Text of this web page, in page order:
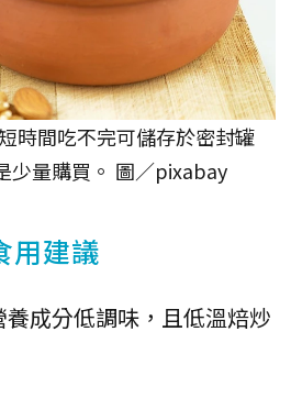
時間吃不完可儲存於密封罐
少量購買。 圖／pixabay
用建議
成分低調味，且低溫焙炒